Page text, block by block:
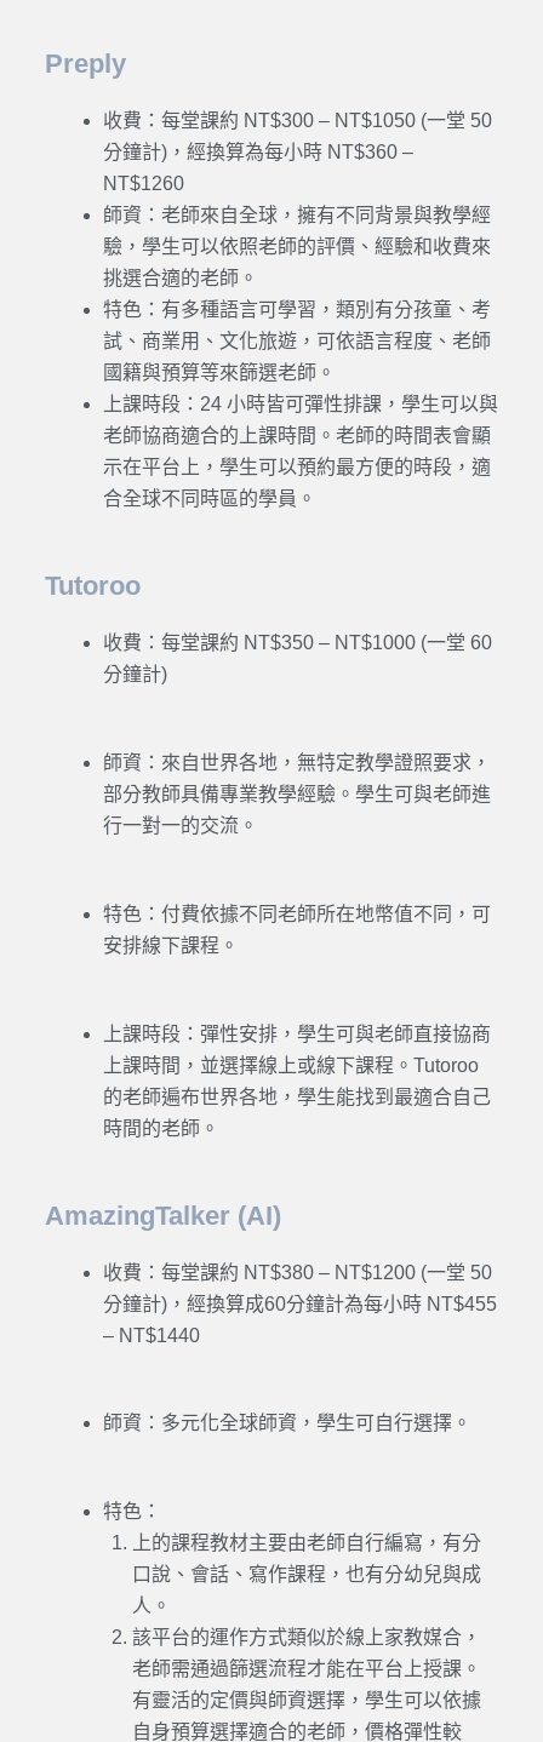
Preply
收費：每堂課約 NT$300 – NT$1050 (一堂 50
分鐘計)，經換算為每小時 NT$360 –
NT$1260
師資：老師來自全球，擁有不同背景與教學經
驗，學生可以依照老師的評價、經驗和收費來
挑選合適的老師。
特色：有多種語言可學習，類別有分孩童、考
試、商業用、文化旅遊，可依語言程度、老師
國籍與預算等來篩選老師。
上課時段：24 小時皆可彈性排課，學生可以與
老師協商適合的上課時間。老師的時間表會顯
示在平台上，學生可以預約最方便的時段，適
合全球不同時區的學員。
Tutoroo
收費：每堂課約 NT$350 – NT$1000 (一堂 60
分鐘計)
師資：來自世界各地，無特定教學證照要求，
部分教師具備專業教學經驗。學生可與老師進
行一對一的交流。
特色：付費依據不同老師所在地幣值不同，可
安排線下課程。
上課時段：彈性安排，學生可與老師直接協商
上課時間，並選擇線上或線下課程。Tutoroo
的老師遍布世界各地，學生能找到最適合自己
時間的老師。
AmazingTalker (AI)
收費：每堂課約 NT$380 – NT$1200 (一堂 50
分鐘計)，經換算成60分鐘計為每小時 NT$455
– NT$1440
師資：多元化全球師資，學生可自行選擇。
特色：
上的課程教材主要由老師自行編寫，有分
口說、會話、寫作課程，也有分幼兒與成
人。
該平台的運作方式類似於線上家教媒合，
老師需通過篩選流程才能在平台上授課。
有靈活的定價與師資選擇，學生可以依據
自身預算選擇適合的老師，價格彈性較